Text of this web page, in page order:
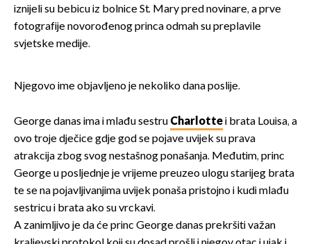
iznijeli su bebicu iz bolnice St. Mary pred novinare, a prve
fotografije novorođenog princa odmah su preplavile
svjetske medije.
Njegovo ime objavljeno je nekoliko dana poslije.
George danas ima i mlađu sestru Charlottei brata Louisa, a
ovo troje dječice gdje god se pojave uvijek su prava
atrakcija zbog svog nestašnog ponašanja. Međutim, princ
George u posljednje je vrijeme preuzeo ulogu starijeg brata
te se na pojavljivanjima uvijek ponaša pristojno i kudi mlađu
sestricu i brata ako su vrckavi.
A zanimljivo je da će princ George danas prekršiti važan